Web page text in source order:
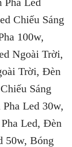
Chiếu Sáng
100w,
Ngoài Trời,
Trời, Đèn
Sáng
Led 30w,
Led, Đèn
50w, Bóng